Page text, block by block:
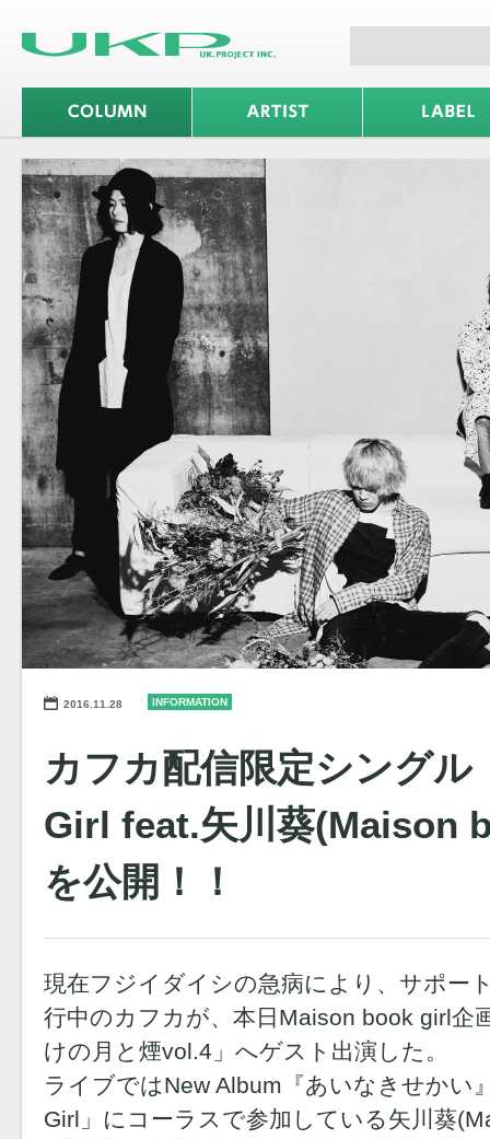
2016.11.28 INFORMATION
カフカ配信限定シング
Girl feat.矢川葵(Maison
を公開！！
現在フジイダイシの急病により、サポー
行中のカフカが、本日Maison book girl
けの月と煙vol.4」へゲスト出演した。
ライブではNew Album『あいなきせかい
Girl」にコーラスで参加している矢川葵